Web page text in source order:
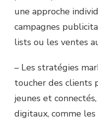
une approche
campagnes
lists ou les ventes
– Les stratégies
toucher des clients
jeunes et
digitaux, comme